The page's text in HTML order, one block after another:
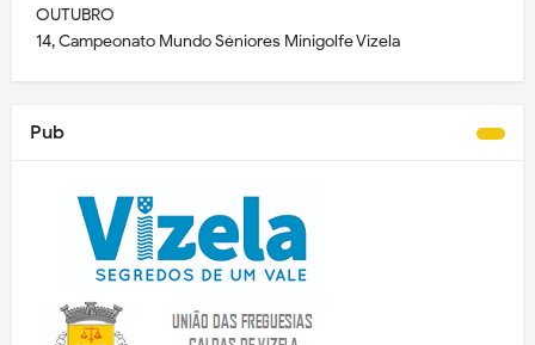
OUTUBRO
14, Campeonato Mundo Séniores Minigolfe Vizela
Pub